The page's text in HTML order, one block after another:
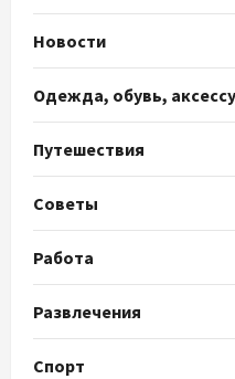
Новости
Одежда, обувь,
Путешествия
Советы
Работа
Развлечения
Спорт